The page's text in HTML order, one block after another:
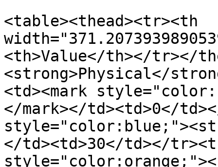
<table><thead><tr><th
<th>Value</th></tr></
<strong>Physical</
<td><mark
</mark></td><td>0</
</td><td>30</td></